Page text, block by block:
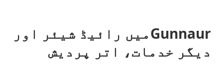
Gunnaurمیں رائیڈ شیئر اور
دیگر خدمات، اتر پردیش